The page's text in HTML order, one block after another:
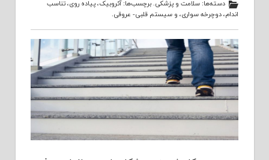
دسته‌ها:سلامت و پزشکی. برچسب‌ها:آئروبیک،پیاده روی،تناسب
اندام، دوچرخه سواری، و سیستم قلبی- عروقی.